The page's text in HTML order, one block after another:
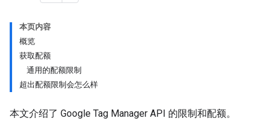
本页内容
概览
获取配额
通用的配额限制
超出配额限制会怎么样
本文介绍了 Google Tag Manager API 的限制和配额。